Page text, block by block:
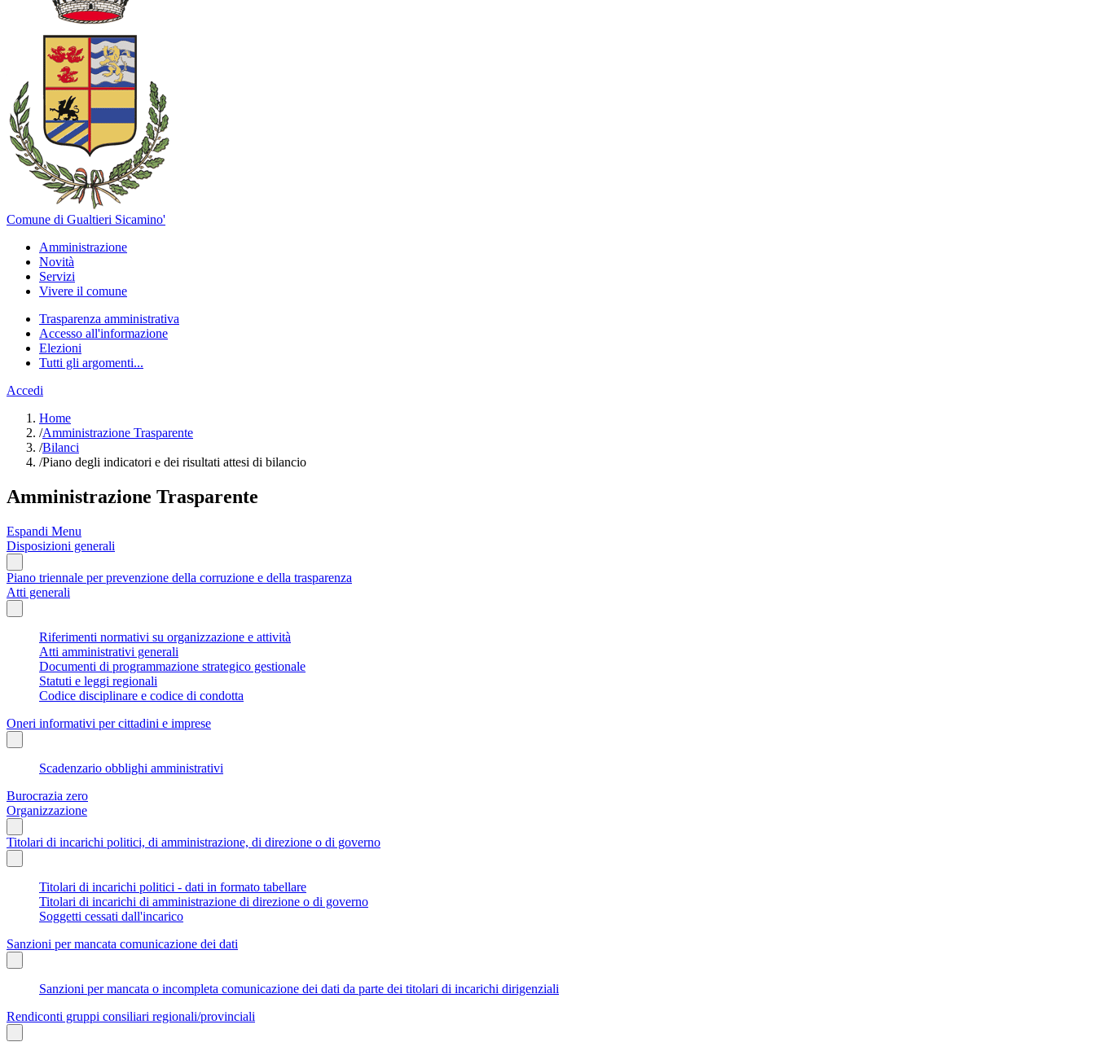
Comune di Gualtieri Sicamino'
Amministrazione
Novità
Servizi
Vivere il comune
Trasparenza amministrativa
Accesso all'informazione
Elezioni
Tutti gli argomenti...
Accedi
Home
/Amministrazione Trasparente
/Bilanci
/Piano degli indicatori e dei risultati attesi di bilancio
Amministrazione Trasparente
Espandi Menu
Disposizioni generali
Piano triennale per prevenzione della corruzione e della trasparenza
Atti generali
Riferimenti normativi su organizzazione e attività
Atti amministrativi generali
Documenti di programmazione strategico gestionale
Statuti e leggi regionali
Codice disciplinare e codice di condotta
Oneri informativi per cittadini e imprese
Scadenzario obblighi amministrativi
Burocrazia zero
Organizzazione
Titolari di incarichi politici, di amministrazione, di direzione o di governo
Titolari di incarichi politici - dati in formato tabellare
Titolari di incarichi di amministrazione di direzione o di governo
Soggetti cessati dall'incarico
Sanzioni per mancata comunicazione dei dati
Sanzioni per mancata o incompleta comunicazione dei dati da parte dei titolari di incarichi dirigenziali
Rendiconti gruppi consiliari regionali/provinciali